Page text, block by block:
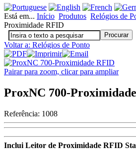
Está em... Início Produtos Relógios de
Proximidade RFID
Voltar a: Relógios de Ponto
Pairar para zoom, clicar para ampliar
ProxNC 700-
Referência: 1008
Inclui Leitor de Proximidade RFID